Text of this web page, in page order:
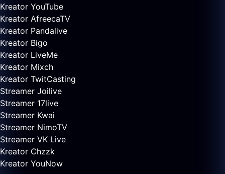
Kreator YouTube
Kreator AfreecaTV
Kreator Pandalive
Kreator Bigo
Kreator LiveMe
Kreator Mixch
Kreator TwitCasting
Streamer Joilive
Streamer 17live
Streamer Kwai
Streamer NimoTV
Streamer VK Live
Kreator Chzzk
Kreator YouNow